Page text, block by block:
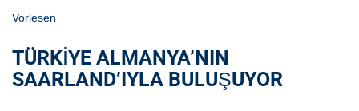
Vorlesen
TÜRKİYE ALMANYA’NIN
SAARLAND’IYLA BULUŞUYOR